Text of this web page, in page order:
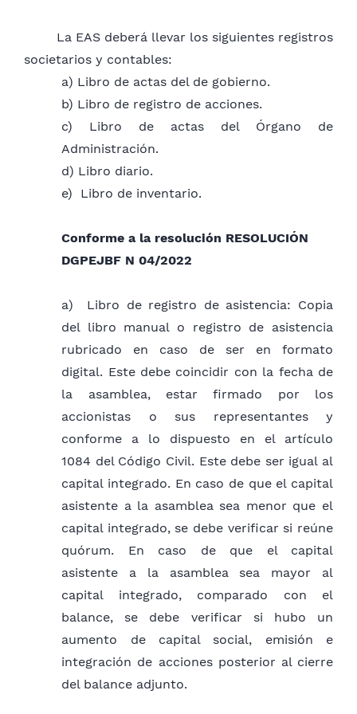
69201 ACTIVIDADES DE CONTABILIDAD,
TENEDURÍA DE LIBROS (CONTADOR)
96099 OTRAS ACTIVIDADES DE SERVICIOS
PERSONALES N.C.P.
96098 SERVICIOS PERSONALES PARA EL
SECTOR PÚBLICO
96093 ACTIVIDADES DE QUIROMANCIA,
ASTROLOGÍA, ESPIRITISMO, TAROT, ETC.
SERVICIOS EDUCATIVOS: HABILITACIÓN POR
LEY O RESOLUCION MEC
85101 GUARDERÍAS Y JARDINES
MATERNALES RESOLUCIÓN DEL MEC
85102 ENSEÑANZA PRESCOLAR, PRIMARIA
85210 ENSEÑANZA SECUNDARIA DE
FORMACIÓN GENERAL
85220 ENSEÑANZA SECUNDARIA DE
FORMACIÓN TÉCNICA Y PROFESIONAL
85300 ENSEÑANZA SUPERIOR
HABILITACIÓN POR LEY DE LA NACIÓN
85410 EDUCACIÓN DEPORTIVA Y
RECREATIVA RESOLUCIÓN DEL MEC
85420 EDUCACIÓN CULTURAL
ACTIVIDADES MINERAS, DE PETRÓLEO U OTRAS
ACTIVIDADES EXTRACTIVAS
Documento que autorice a realizar actividades
extractivas, conforme a la Ley N° 3180/2007 «De
La EAS deberá llevar los siguientes registros
societarios y contables:
a) Libro de actas del de gobierno.
b) Libro de registro de acciones.
c) Libro de actas del Órgano de
Administración.
d) Libro diario.
e) Libro de inventario.
Conforme a la resolución RESOLUCIÓN
DGPEJBF N 04/2022
a) Libro de registro de asistencia: Copia
del libro manual o registro de asistencia
rubricado en caso de ser en formato
digital. Este debe coincidir con la fecha de
la asamblea, estar firmado por los
accionistas o sus representantes y
conforme a lo dispuesto en el artículo
1084 del Código Civil. Este debe ser igual al
capital integrado. En caso de que el capital
asistente a la asamblea sea menor que el
capital integrado, se debe verificar si reúne
quórum. En caso de que el capital
asistente a la asamblea sea mayor al
capital integrado, comparado con el
balance, se debe verificar si hubo un
aumento de capital social, emisión e
integración de acciones posterior al cierre
del balance adjunto.